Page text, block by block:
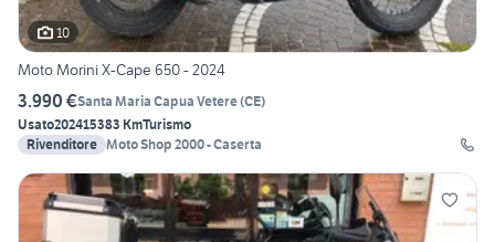
10
Moto Morini X-Cape 650 - 2024
3.990 €Santa Maria Capua Vetere(CE)
Usato202415383 KmTurismo
Rivenditore Moto Shop 2000 - Caserta